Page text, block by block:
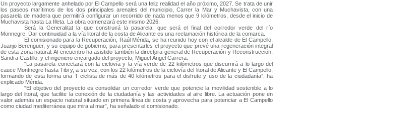
Un proyecto largamente anhelado por El Campello será una feliz realidad el año próximo, 2027. Se trata de unir
los paseos marítimos de los dos principales arenales del municipio, Carrer la Mar y Muchavista, con una
pasarela de madera que permitirá configurar un recorrido de nada menos que 9 kilómetros, desde el inicio de
Muchavista hasta La Illeta. La obra comenzará este mismo 2026.
Será la Generalitat la que construirá la pasarela, que será el final del corredor verde del río
Monnegre. Dar continuidad a la vía litoral de la costa de Alicante es una reclamación histórica de la comarca.
El comisionado para la Recuperación, Raúl Mérida, se ha reunido hoy con el alcalde de El Campello,
Juanjo Berenguer, y su equipo de gobierno, para presentarles el proyecto que prevé una regeneración integral
de esta zona natural. Al encuentro ha asistido también la directora general de Recuperación y Reconstrucción,
Sandra Castillo, y el ingeniero encargado del proyecto, Miguel Ángel Carrera.
“La pasarela conectará con la ciclovía y la vía verde de 22 kilómetros que discurrirá a lo largo del
cauce Montnegre hasta Tibi y, a su vez, con los 22 kilómetros de la ciclovía del litoral de Alicante y El Campello,
formando de esta forma una T ciclista de más de 40 kilómetros para el disfrute y uso de la ciudadanía”, ha
explicado Mérida.
“El objetivo del proyecto es consolidar un corredor verde que potencie la movilidad sostenible a lo
largo del litoral, que facilite la conexión de la ciudadanía y las actividades al aire libre. La actuación pone en
valor además un espacio natural situado en primera línea de costa y aprovecha para potenciar a El Campello
como ciudad mediterránea que mira al mar”, ha señalado el comisionado.